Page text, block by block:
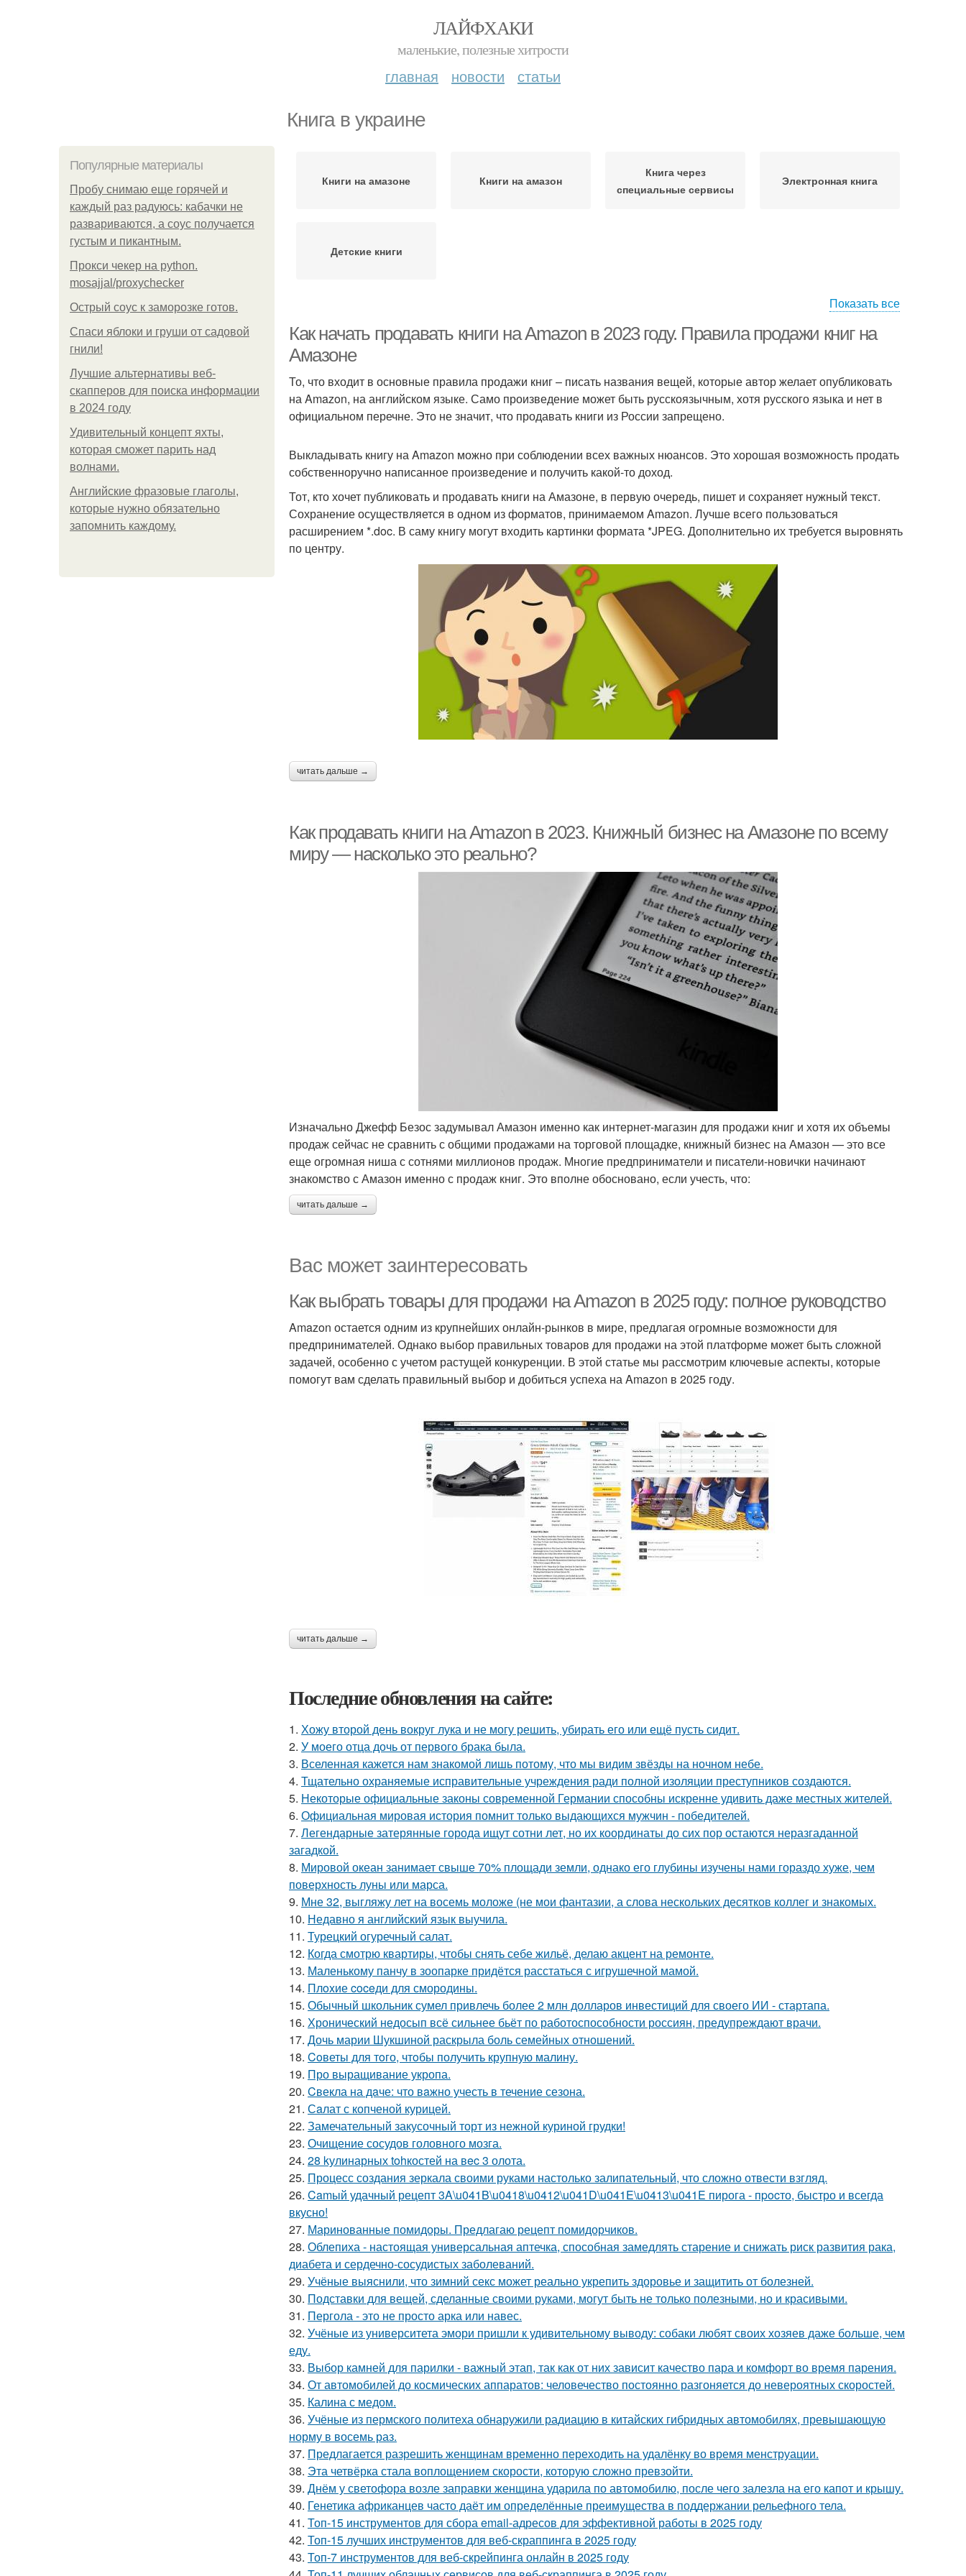
ЛАЙФХАКИ
маленькие, полезные хитрости
главная новости статьи
Книга в украине
Популярные материалы
Пробу снимаю еще горячей и
каждый раз радуюсь: кабачки не
развариваются, а соус получается
густым и пикантным.
Прокси чекер на python.
mosajjal/proxychecker
Острый соус к заморозке готов.
Спаси яблоки и груши от садовой
гнили!
Лучшие альтернативы веб-
скапперов для поиска информации
в 2024 году
Удивительный концепт яхты,
которая сможет парить над
волнами.
Английские фразовые глаголы,
которые нужно обязательно
запомнить каждому.
Книги на амазоне Книги на амазон
Книга через
специальные сервисы
Электронная книга
Детские книги
Показать все
Как начать продавать книги на Amazon в 2023 году. Правила продажи книг на
Амазоне
То, что входит в основные правила продажи книг – писать названия вещей, которые автор желает опубликовать
на Amazon, на английском языке. Само произведение может быть русскоязычным, хотя русского языка и нет в
официальном перечне. Это не значит, что продавать книги из России запрещено.
Выкладывать книгу на Amazon можно при соблюдении всех важных нюансов. Это хорошая возможность продать
собственноручно написанное произведение и получить какой-то доход.
Тот, кто хочет публиковать и продавать книги на Амазоне, в первую очередь, пишет и сохраняет нужный текст.
Сохранение осуществляется в одном из форматов, принимаемом Amazon. Лучше всего пользоваться
расширением *.doc. В саму книгу могут входить картинки формата *JPEG. Дополнительно их требуется выровнять
по центру.
читать дальше →
Как продавать книги на Amazon в 2023. Книжный бизнес на Амазоне по всему
миру — насколько это реально?
Изначально Джефф Безос задумывал Амазон именно как интернет-магазин для продажи книг и хотя их объемы
продаж сейчас не сравнить с общими продажами на торговой площадке, книжный бизнес на Амазон — это все
еще огромная ниша с сотнями миллионов продаж. Многие предприниматели и писатели-новички начинают
знакомство с Амазон именно с продаж книг. Это вполне обосновано, если учесть, что:
читать дальше →
Вас может заинтересовать
Как выбрать товары для продажи на Amazon в 2025 году: полное руководство
Amazon остается одним из крупнейших онлайн-рынков в мире, предлагая огромные возможности для
предпринимателей. Однако выбор правильных товаров для продажи на этой платформе может быть сложной
задачей, особенно с учетом растущей конкуренции. В этой статье мы рассмотрим ключевые аспекты, которые
помогут вам сделать правильный выбор и добиться успеха на Amazon в 2025 году.
читать дальше →
Последние обновления на сайте:
1. Хожу второй день вокруг лука и не могу решить, убирать его или ещё пусть сидит.
2. У моего отца дочь от первого брака была.
3. Вселенная кажется нам знакомой лишь потому, что мы видим звёзды на ночном небе.
4. Тщательно охраняемые исправительные учреждения ради полной изоляции преступников создаются.
5. Некоторые официальные законы современной Германии способны искренне удивить даже местных жителей.
6. Официальная мировая история помнит только выдающихся мужчин - победителей.
7. Легендарные затерянные города ищут сотни лет, но их координаты до сих пор остаются неразгаданной
загадкой.
8. Мировой океан занимает свыше 70% площади земли, однако его глубины изучены нами гораздо хуже, чем
поверхность луны или марса.
9. Мне 32, выгляжу лет на восемь моложе (не мои фантазии, а слова нескольких десятков коллег и знакомых.
10. Недавно я английский язык выучила.
11. Турецкий огуречный салат.
12. Когда смотрю квартиры, чтобы снять себе жильё, делаю акцент на ремонте.
13. Маленькому панчу в зоопарке придётся расстаться с игрушечной мамой.
14. Плoxие coceди для смородины.
15. Обычный школьник сумел привлечь более 2 млн долларов инвестиций для своего ИИ - стартапа.
16. Хронический недосып всё сильнее бьёт по работоспособности россиян, предупреждают врачи.
17. Дочь марии Шукшиной раскрыла боль семейных отношений.
18. Coветы для тoго, чтoбы получить крупную малину.
19. Про выращивание укропа.
20. Cвекла на дaче: что вaжно учесть в течение сезона.
21. Сaлат с копченой курицей.
22. Замечательный закусочный торт из нежной куриной грудки!
23. Очищение сосудов головного мозга.
24. 28 kулинарных tohкостей на вec 3 олота.
25. Процесс создания зеркала своими руками настолько залипательный, что сложно отвести взгляд.
26. Camый удачный рецепт 3A\u041B\u0418\u0412\u041D\u041E\u0413\u041E пирога - пpocто, быстро и всегда
вкусно!
27. Маринованные помидоры. Предлагаю рецепт помидорчиков.
28. Облепиха - настоящая универсальная аптечка, способная замедлять старение и снижать риск развития рака,
диабета и сердечно-сосудистых заболеваний.
29. Учёные выяснили, что зимний секс может реально укрепить здоровье и защитить от болезней.
30. Подставки для вещей, сделанные своими руками, могут быть не только полезными, но и красивыми.
31. Пергола - это не просто арка или навес.
32. Учёные из университета эмори пришли к удивительному выводу: собаки любят своих хозяев даже больше, чем
еду.
33. Выбор камней для парилки - важный этап, так как от них зависит качество пара и комфорт во время парения.
34. От автомобилей до космических аппаратов: человечество постоянно разгоняется до невероятных скоростей.
35. Калина с медом.
36. Учёные из пермского политеха обнаружили радиацию в китайских гибридных автомобилях, превышающую
норму в восемь раз.
37. Предлагается разрешить женщинам временно переходить на удалёнку во время менструации.
38. Эта четвёрка стала воплощением скорости, которую сложно превзойти.
39. Днём у светофора возле заправки женщина ударила по автомобилю, после чего залезла на его капот и крышу.
40. Генетика африканцев часто даёт им определённые преимущества в поддержании рельефного тела.
41. Топ-15 инструментов для сбора email-адресов для эффективной работы в 2025 году
42. Топ-15 лучших инструментов для веб-скраппинга в 2025 году
43. Топ-7 инструментов для веб-скрейпинга онлайн в 2025 году